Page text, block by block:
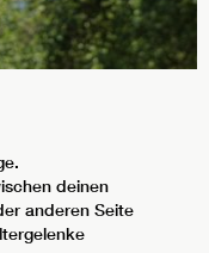
deinen
anderen Seite